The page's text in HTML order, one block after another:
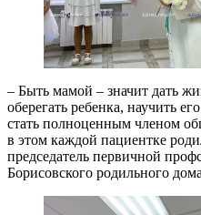
– Быть мамой – значит дать
оберегать ребенка, научить
стать полноценным членом
в этом каждой пациентке
председатель первичной
Борисовского родильного